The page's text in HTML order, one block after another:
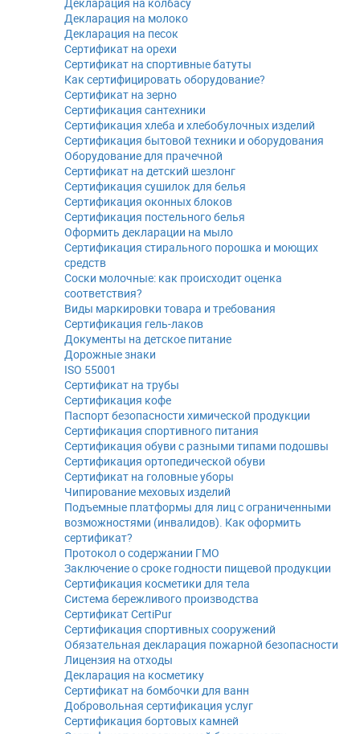
Декларация на молоко
Декларация на песок
Сертификат на орехи
Сертификат на спортивные батуты
Как сертифицировать оборудование?
Сертификат на зерно
Сертификация сантехники
Сертификация хлеба и хлебобулочных изделий
Сертификация бытовой техники и оборудования
Оборудование для прачечной
Сертификат на детский шезлонг
Сертификация сушилок для белья
Сертификация оконных блоков
Сертификация постельного белья
Оформить декларации на мыло
Сертификация стирального порошка и моющих
средств
Соски молочные: как происходит оценка
соответствия?
Виды маркировки товара и требования
Сертификация гель-лаков
Документы на детское питание
Дорожные знаки
ISO 55001
Сертификат на трубы
Сертификация кофе
Паспорт безопасности химической продукции
Сертификация спортивного питания
Сертификация обуви с разными типами подошвы
Сертификация ортопедической обуви
Сертификат на головные уборы
Чипирование меховых изделий
Подъемные платформы для лиц с ограниченными
возможностями (инвалидов). Как оформить
сертификат?
Протокол о содержании ГМО
Заключение о сроке годности пищевой продукции
Сертификация косметики для тела
Система бережливого производства
Сертификат CertiPur
Сертификация спортивных сооружений
Обязательная декларация пожарной безопасности
Лицензия на отходы
Декларация на косметику
Сертификат на бомбочки для ванн
Добровольная сертификация услуг
Сертификация бортовых камней